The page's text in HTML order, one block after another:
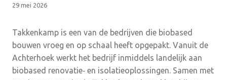
29 mei 2026
Takkenkamp is een van de bedrijven die biobased
bouwen vroeg en op schaal heeft opgepakt. Vanuit de
Achterhoek werkt het bedrijf inmiddels landelijk aan
biobased renovatie‑ en isolatieoplossingen. Samen met